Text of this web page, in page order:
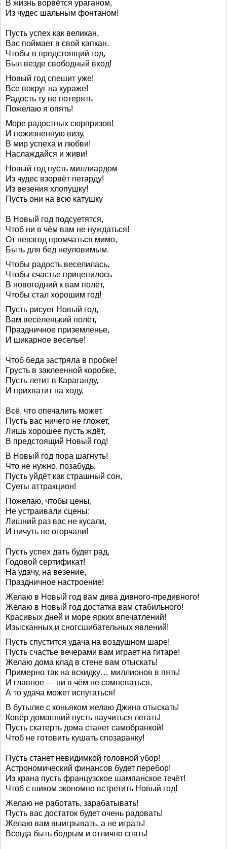
В жизнь ворвётся ураганом,
Из чудес шальным фонтаном!
Пусть успех как великан,
Вас поймает в свой капкан.
Чтобы в предстоящий год,
Был везде свободный вход!
Новый год спешит уже!
Все вокруг на кураже!
Радость ту не потерять
Пожелаю я опять!
Море радостных сюрпризов!
И пожизненную визу,
В мир успеха и любви!
Наслаждайся и живи!
Новый год пусть миллиардом
Из чудес взорвёт петарду!
Из везения хлопушку!
Пусть они на всю катушку
В Новый год подсуетятся,
Чтоб ни в чём вам не нуждаться!
От невзгод промчаться мимо,
Быть для бед неуловимым.
Чтобы радость веселилась,
Чтобы счастье прицепилось
В новогодний к вам полёт,
Чтобы стал хорошим год!
Пусть рисует Новый год,
Вам весёленький полёт,
Праздничное приземленье,
И шикарное веселье!
Чтоб беда застряла в пробке!
Грусть в заклеенной коробке,
Пусть летит в Караганду,
И прихватит на ходу,
Всё, что опечалить может.
Пусть вас ничего не гложет,
Лишь хорошее пусть ждёт,
В предстоящий Новый год!
В Новый год пора шагнуть!
Что не нужно, позабудь.
Пусть уйдёт как страшный сон,
Суеты аттракцион!
Пожелаю, чтобы цены,
Не устраивали сцены:
Лишний раз вас не кусали,
И ничуть не огорчали!
Пусть успех дать будет рад,
Годовой сертификат!
На удачу, на везение,
Праздничное настроение!
Желаю в Новый год вам дива дивного-предивного!
Желаю в Новый год достатка вам стабильного!
Красивых дней и море ярких впечатлений!
Изысканных и сногсшибательных явлений!
Пусть спустится удача на воздушном шаре!
Пусть счастье вечерами вам играет на гитаре!
Желаю дома клад в стене вам отыскать!
Примерно так на вскидку… миллионов в пять!
И главное — ни в чём не сомневаться,
А то удача может испугаться!
В бутылке с коньяком желаю Джина отыскать!
Ковёр домашний пусть научиться летать!
Пусть скатерть дома станет самобранкой!
Чтоб не готовить кушать спозаранку!
Пусть станет невидимкой головной убор!
Астрономический финансов будет перебор!
Из крана пусть французское шампанское течёт!
Чтоб с шиком экономно встретить Новый год!
Желаю не работать, зарабатывать!
Пусть вас достаток будет очень радовать!
Желаю вам выигрывать, а не играть!
Всегда быть бодрым и отлично спать!